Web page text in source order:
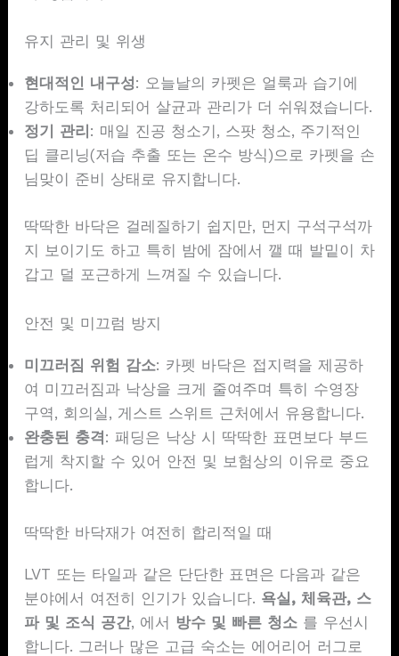
유지 관리 및 위생
현대적인 내구성: 오늘날의 카펫은 얼룩과 습기에
강하도록 처리되어 살균과 관리가 더 쉬워졌습니다.
정기 관리 : 매일 진공 청소기, 스팟 청소, 주기적인
딥 클리닝(저습 추출 또는 온수 방식)으로 카펫을 손
님맞이 준비 상태로 유지합니다.
딱딱한 바닥은 걸레질하기 쉽지만, 먼지 구석구석까
지 보이기도 하고 특히 밤에 잠에서 깰 때 발밑이 차
갑고 덜 포근하게 느껴질 수 있습니다.
안전 및 미끄럼 방지
미끄러짐 위험 감소: 카펫 바닥은 접지력을 제공하
여 미끄러짐과 낙상을 크게 줄여주며 특히 수영장
구역, 회의실, 게스트 스위트 근처에서 유용합니다.
완충된 충격 : 패딩은 낙상 시 딱딱한 표면보다 부드
럽게 착지할 수 있어 안전 및 보험상의 이유로 중요
합니다.
딱딱한 바닥재가 여전히 합리적일 때
LVT 또는 타일과 같은 단단한 표면은 다음과 같은
분야에서 여전히 인기가 있습니다. 욕실, 체육관, 스
파 및 조식 공간, 에서 방수 및 빠른 청소를 우선시
합니다. 그러나 많은 고급 숙소는 에어리어 러그로